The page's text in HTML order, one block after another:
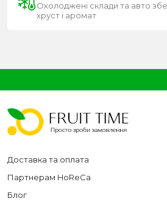
Охолоджені склади та авто
хруст і аромат
Доставка та оплата
Партнерам HoReCa
Блог